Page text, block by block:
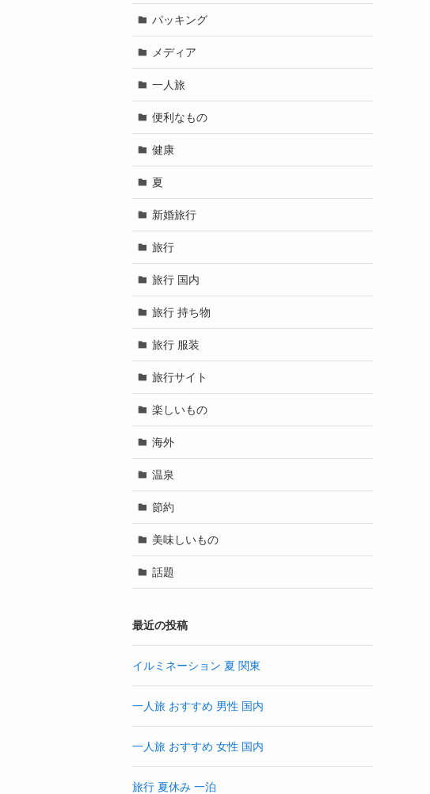
パッキング
メディア
一人旅
便利なもの
健康
夏
新婚旅行
旅行
旅行 国内
旅行 持ち物
旅行 服装
旅行サイト
楽しいもの
海外
温泉
節約
美味しいもの
話題
最近の投稿
イルミネーション 夏 関東
一人旅 おすすめ 男性 国内
一人旅 おすすめ 女性 国内
旅行 夏休み 一泊